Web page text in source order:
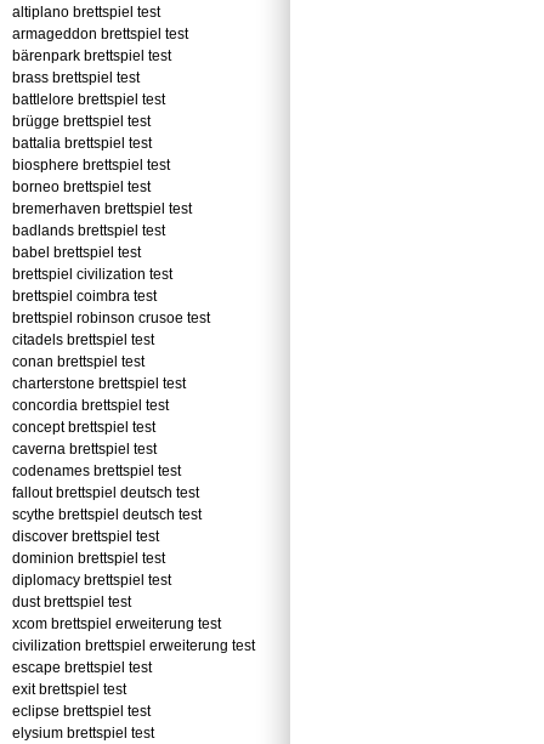
altiplano brettspiel test
armageddon brettspiel test
bärenpark brettspiel test
brass brettspiel test
battlelore brettspiel test
brügge brettspiel test
battalia brettspiel test
biosphere brettspiel test
borneo brettspiel test
bremerhaven brettspiel test
badlands brettspiel test
babel brettspiel test
brettspiel civilization test
brettspiel coimbra test
brettspiel robinson crusoe test
citadels brettspiel test
conan brettspiel test
charterstone brettspiel test
concordia brettspiel test
concept brettspiel test
caverna brettspiel test
codenames brettspiel test
fallout brettspiel deutsch test
scythe brettspiel deutsch test
discover brettspiel test
dominion brettspiel test
diplomacy brettspiel test
dust brettspiel test
xcom brettspiel erweiterung test
civilization brettspiel erweiterung test
escape brettspiel test
exit brettspiel test
eclipse brettspiel test
elysium brettspiel test